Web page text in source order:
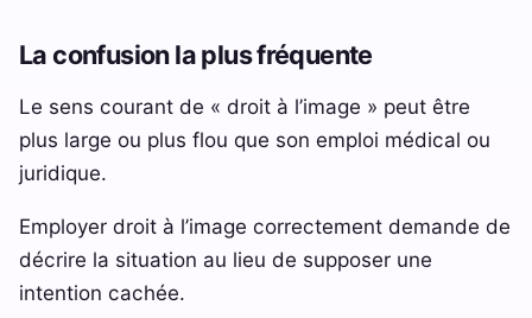
La confusion la plus fréquente
Le sens courant de « droit à l’image » peut être
plus large ou plus flou que son emploi médical ou
juridique.
Employer droit à l’image correctement demande de
décrire la situation au lieu de supposer une
intention cachée.